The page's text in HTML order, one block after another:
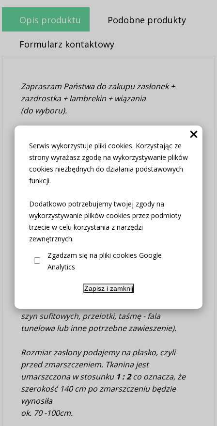
Serwis wykorzystuje pliki cookies. Korzystając ze
strony wyrażasz zgodę na wykorzystywanie plików
cookies niezbędnych do działania podstawowych
funkcji.
Dodatkowo potrzebujemy twojej zgody na
wykorzystywanie plików cookies przez podmioty
trzecie w celu korzystania z narzędzi
zewnętrznych.
Zgadzam się na pliki cookies Google
Analytics
Zapisz i zamknij
Opis produktu Podobne produkty
Formularz kontaktowy
Zapraszam Państwa do zakupu zasłonek +
zazdrostka + lambrekin + wiązania
(do wyboru).
Jest możliwość zakupienia do kompletu
obrusów, poszewek.
Zasłony mają wszytą taśmę
marszczącą.
wystającą ponad karnisz.
Tkanina bardzo dobrej jakości.
Do tradycyjnych karniszy polecamy zasłony na
taśmie marszczącej, którą zawiesisz za pomocą
szyn sufitowych, przelotki, taśmę - fala
tunelowa lub inne potrzebne zawieszenie).
Rozmiar zasłony podajemy na płasko, czyli
przed zmarszczeniem. Tkanina jest
umarszczona w stosunku 1 : 2co oznacza, że
szerokość 140 cm po zmarszczeniu będzie
wynosiła
ok. 70 -100cm.